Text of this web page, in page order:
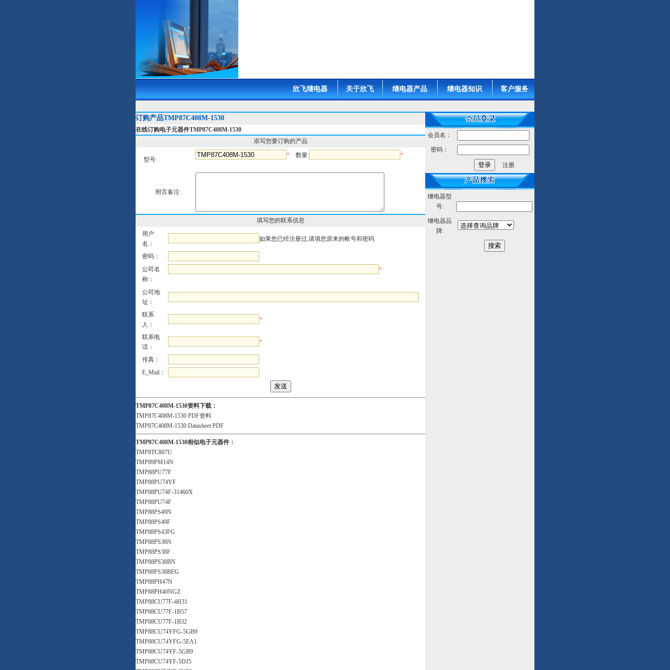
欣飞继电器 关于欣飞 继电器产品 继电器知识 客户服务
订购产品TMP87C408M-1530
在线订购电子元器件TMP87C408M-1530
添写您要订购的产品
型号:
* 数量: *
附言备注:
填写您的联系信息
用户
名：
如果您已经注册过,请填您原来的帐号和密码
密码：
公司名
称：
*
公司地
址：
联系
人：
*
联系电
话：
*
传真：
E_Mail：
TMP87C408M-1530资料下载：
TMP87C408M-1530 PDF资料
TMP87C408M-1530 Datasheet PDF
TMP87C408M-1530相似电子元器件：
TMP8TC807U
TMP89PM14N
TMP88PU77F
TMP88PU74YF
TMP88PU74F-31460X
TMP88PU74F
TMP88PS49N
TMP88PS49F
TMP88PS43FG
TMP88PS38N
TMP88PS38F
TMP88PS38BN
TMP88PS38BFG
TMP88PH47N
TMP88PH40NGZ
TMP88CU77F-4H31
TMP88CU77F-1B57
TMP88CU77F-1B32
TMP88CU74YFG-5GB9
TMP88CU74YFG-5EA1
TMP88CU74YF-5GB9
TMP88CU74YF-5DJ5
会员名：
密码：
注册
继电器型
号:
继电器品
牌: